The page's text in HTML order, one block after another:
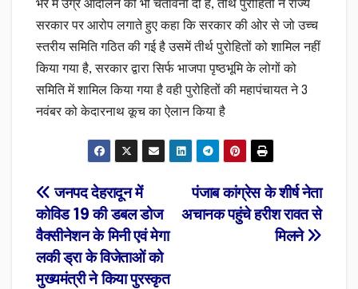
भर में उग्र आंदोलन की भी चेतावनी दी है, तीर्थ पुरोहितों ने राज्य
सरकार पर आरोप लगाते हुए कहा कि सरकार की ओर से जो उच्च
स्तरीय समिति गठित की गई है उसमें तीर्थ पुरोहितों को शामिल नहीं
किया गया है, सरकार द्वारा सिर्फ भाजपा पृष्ठभूमि के लोगों को
समिति में शामिल किया गया है वही पुरोहितों की महापंचायत ने 3
नवंबर को केदारनाथ कूच का ऐलान किया है
Post
navigation
पंजाब कांग्रेस के शीर्ष नेता
अचानक पहुंचे हरीश रावत से
मिलने
जनपद देहरादून में
कोविड 19 की डबल डोज
वैक्सीनेशन के मिनी एवं मेगा
लकी ड्रा के विजेताओं को
मुख्यमंत्री ने किया पुरस्कृत